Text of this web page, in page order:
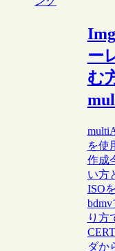
ー
む
を使
作成
い方
ISO
り方
ダか